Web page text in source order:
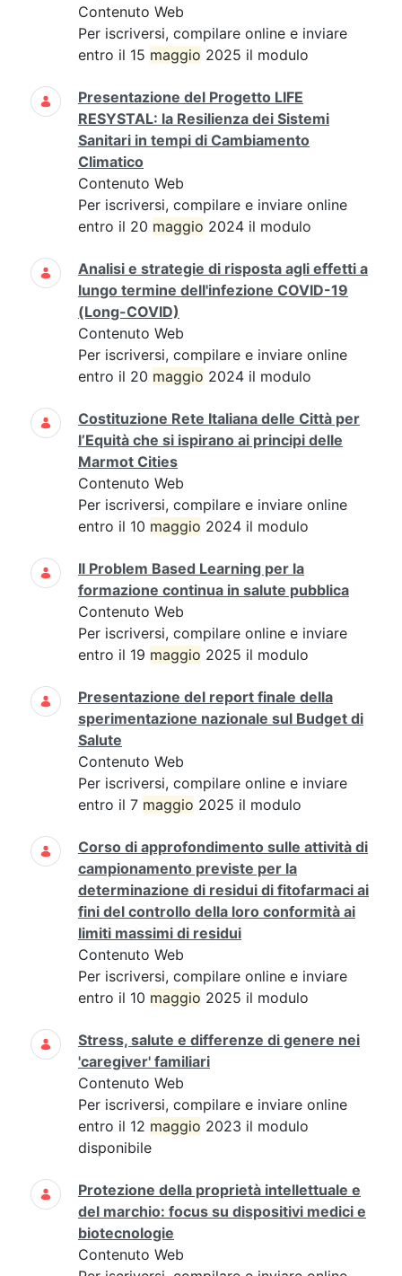
Contenuto Web
Per iscriversi, compilare online e inviare
entro il 15 maggio 2025 il modulo
Presentazione del Progetto LIFE
RESYSTAL: la Resilienza dei Sistemi
Sanitari in tempi di Cambiamento
Climatico
Contenuto Web
Per iscriversi, compilare e inviare online
entro il 20 maggio 2024 il modulo
Analisi e strategie di risposta agli effetti a
lungo termine dell'infezione COVID-19
(Long-COVID)
Contenuto Web
Per iscriversi, compilare e inviare online
entro il 20 maggio 2024 il modulo
Costituzione Rete Italiana delle Città per
l’Equità che si ispirano ai principi delle
Marmot Cities
Contenuto Web
Per iscriversi, compilare e inviare online
entro il 10 maggio 2024 il modulo
Il Problem Based Learning per la
formazione continua in salute pubblica
Contenuto Web
Per iscriversi, compilare online e inviare
entro il 19 maggio 2025 il modulo
Presentazione del report finale della
sperimentazione nazionale sul Budget di
Salute
Contenuto Web
Per iscriversi, compilare online e inviare
entro il 7 maggio 2025 il modulo
Corso di approfondimento sulle attività di
campionamento previste per la
determinazione di residui di fitofarmaci ai
fini del controllo della loro conformità ai
limiti massimi di residui
Contenuto Web
Per iscriversi, compilare online e inviare
entro il 10 maggio 2025 il modulo
Stress, salute e differenze di genere nei
'caregiver' familiari
Contenuto Web
Per iscriversi, compilare e inviare online
entro il 12 maggio 2023 il modulo
disponibile
Protezione della proprietà intellettuale e
del marchio: focus su dispositivi medici e
biotecnologie
Contenuto Web